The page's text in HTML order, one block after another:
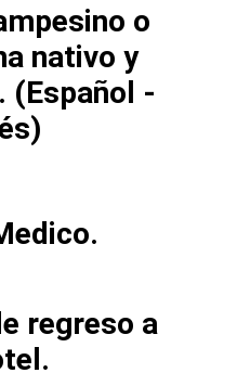
o
nativo y
(Español -
regreso a